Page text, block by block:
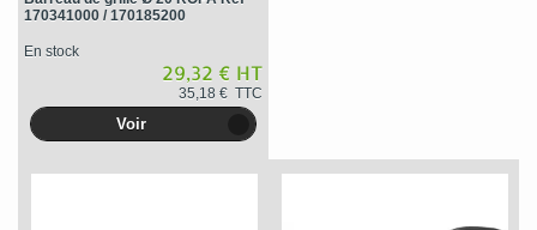
170341000 / 170185200
En stock
29,32 € HT
35,18 € TTC
Voir